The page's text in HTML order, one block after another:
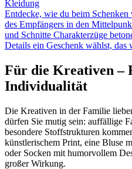
Kleidung
Entdecke, wie du beim
des Empfängers in den
und Schnitte Charakterzüge
Details ein Geschenk wählst,
Für die Kreativen –
Individualität
Die Kreativen in der Familie
dürfen Sie mutig sein: auffällige
besondere Stoffstrukturen
künstlerischem Print, eine Bluse
oder Socken mit humorvollem
großer Wirkung.